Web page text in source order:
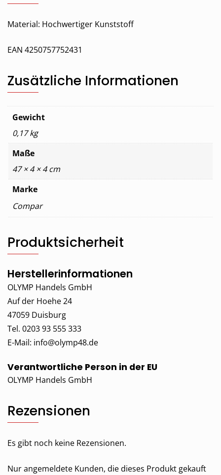
Material: Hochwertiger Kunststoff
EAN 4250757752431
Zusätzliche Informationen
Gewicht
0,17 kg
Maße
47 × 4 × 4 cm
Marke
Compar
Produktsicherheit
Herstellerinformationen
OLYMP Handels GmbH
Auf der Hoehe 24
47059 Duisburg
Tel. 0203 93 555 333
E-Mail: info@olymp48.de
Verantwortliche Person in der EU
OLYMP Handels GmbH
Rezensionen
Es gibt noch keine Rezensionen.
Nur angemeldete Kunden, die dieses Produkt gekauft